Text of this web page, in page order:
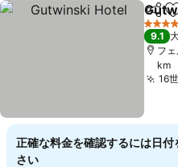
シェア
4 ホテ
9.1
フ
km
16
正確な料金を確認するには日付
さい